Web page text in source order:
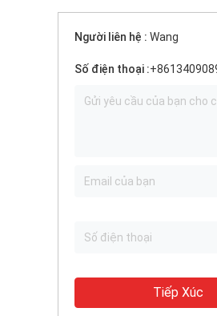
Người liên hệ : Wang
Số điện thoại :
Tiếp Xúc